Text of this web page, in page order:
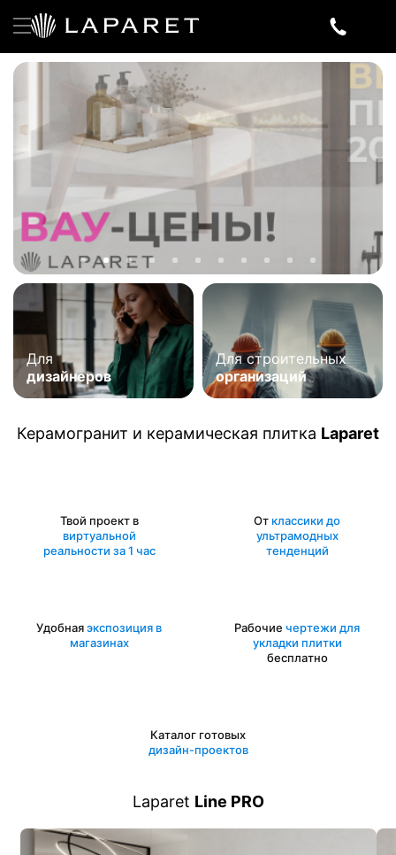
Для
дизайнеров
Для строительных
организаций
Керамогранит и керамическая плитка Laparet
Твой проект в
виртуальной
реальности за 1 час
От классики до
ультрамодных
тенденций
Удобнаяэкспозиция в
магазинах
Рабочие чертежи для
укладки плитки
бесплатно
Каталог готовых
дизайн-проектов
Laparet Line PRO